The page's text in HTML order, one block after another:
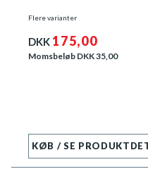
Flere varianter
DKK 175,00
Momsbeløb DKK35,00
KØB / SE